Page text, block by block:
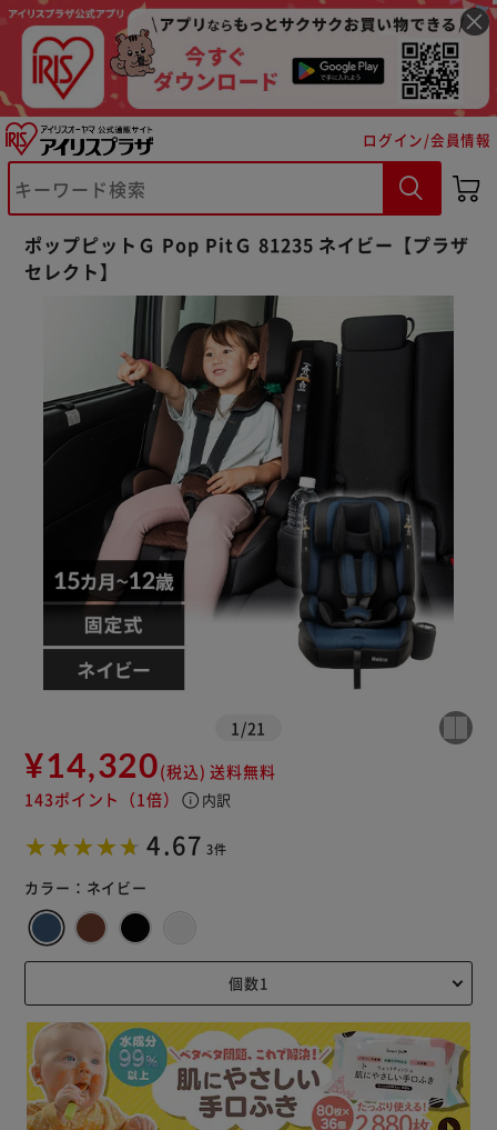
ログイン/会員情報
ポップピットＧ Pop PitＧ 81235 ネイビー【プラザ
セレクト】
1 /21
¥14,320(税込) 送料無料
143ポイント （1倍） info 内訳
4.67 3件
カラー： ネイビー
※ご確認ください
カートに入れる